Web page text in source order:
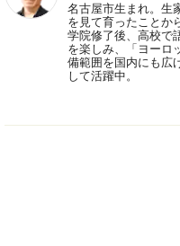
名古屋市生まれ。生
を見て育ったことか
学院修了後、高校で
を楽しみ、「ヨーロ
備範囲を国内にも広
して活躍中。